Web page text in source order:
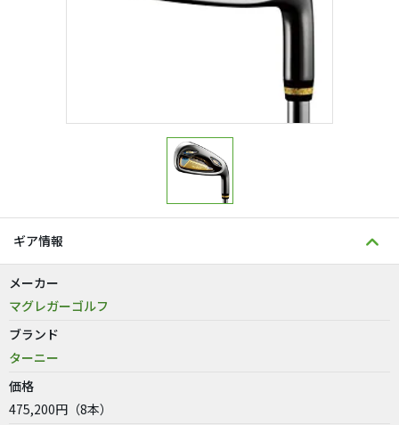
ギア情報
メーカー
マグレガーゴルフ
ブランド
ターニー
価格
475,200円（8本）